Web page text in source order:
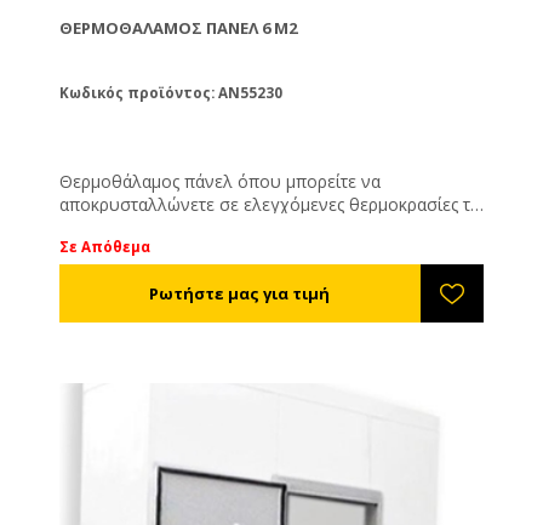
ΘΕΡΜΟΘΆΛΑΜΟΣ ΠΆΝΕΛ 6 M2
Κωδικός προϊόντος: AN55230
Θερμοθάλαμος πάνελ όπου μπορείτε να
αποκρυσταλλώνετε σε ελεγχόμενες θερμοκρασίες τα
Σε Απόθεμα